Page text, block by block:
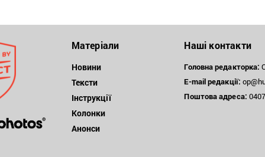
Матеріали
Новини
Тексти
Інструкції
Колонки
Анонси
Наші контакти
Головна редакторка:
E-mail редакції:
Поштоваадреса: